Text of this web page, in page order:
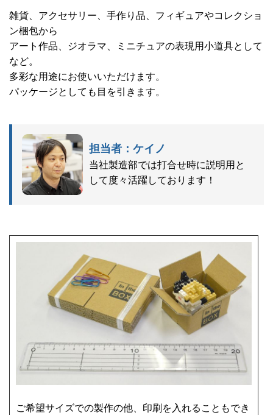
雑貨、アクセサリー、手作り品、フィギュアやコレクショ
ン梱包から
アート作品、ジオラマ、ミニチュアの表現用小道具として
など。
多彩な用途にお使いいただけます。
パッケージとしても目を引きます。
担当者：ケイノ
当社製造部では打合せ時に説明用と
して度々活躍しております！
ご希望サイズでの製作の他、印刷を入れることもでき